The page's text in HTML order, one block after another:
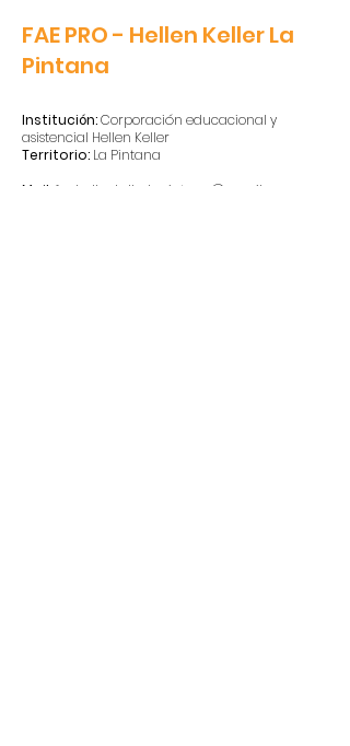
FAE PRO - Hellen Keller La
Pintana
Institución:Corporación educacional y
asistencial Hellen Keller
Territorio: La Pintana
Mail: faehellenkellerlapintana@gmail.com